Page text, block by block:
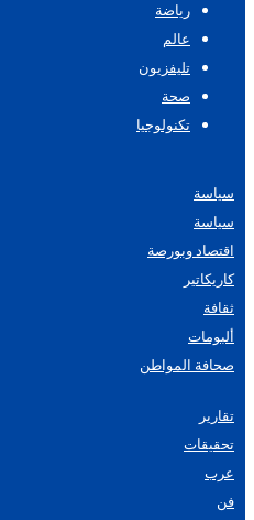
رياضة
عالم
تليفزيون
صحة
تكنولوجيا
سياسة
سياسة
اقتصاد وبورصة
كاريكاتير
ثقافة
ألبومات
صحافة المواطن
تقارير
تحقيقات
عرب
فن